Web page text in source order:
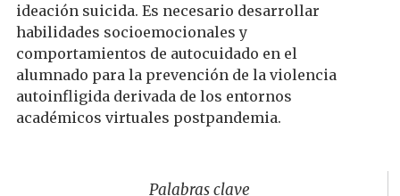
ideación suicida. Es necesario desarrollar
habilidades socioemocionales y
comportamientos de autocuidado en el
alumnado para la prevención de la violencia
autoinfligida derivada de los entornos
académicos virtuales postpandemia.
Palabras clave